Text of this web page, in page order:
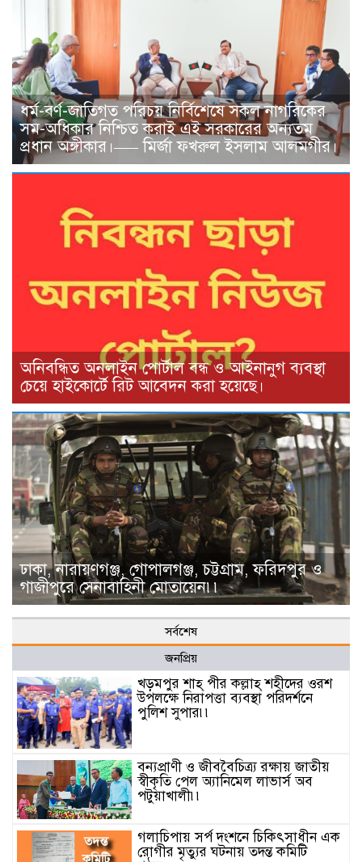
ধর্ম-বর্ণ-জাতিগত পরিচয় নির্বিশেষে সকল নাগরিকের
সম-অধিকার নিশ্চিত করাই এই সরকারের অন্যতম
প্রধান অঙ্গীকার।—– মির্জা ফখরুল ইসলাম আলমগীর।
অনিবন্ধিত অনলাইন পোর্টাল বন্ধ ও আইনানুগ ব্যবস্থা
চেয়ে হাইকোর্টে রিট আবেদন করা হয়েছে। ‎
ঢাকা, নারায়ণগঞ্জ, গোপালগঞ্জ, চট্টগ্রাম, ফরিদপুর ও
গাজীপুরে সেনাবাহিনী মোতায়েন৷৷
সর্বশেষ
জনপ্রিয়
খড়মপুর শাহ্ পীর কল্লাহ্ শহীদের ওরশ
উপলক্ষে নিরাপত্তা ব্যবস্থা পরিদর্শনে
পুলিশ সুপার৷৷
বন্যপ্রাণী ও জীববৈচিত্র্য রক্ষায় জাতীয়
স্বীকৃতি পেল অ্যানিমেল লাভার্স অব
পটুয়াখালী৷৷
গলাচিপায় সর্প দংশনে চিকিৎসাধীন এক
রোগীর মৃত্যুর ঘটনায় তদন্ত কমিটি